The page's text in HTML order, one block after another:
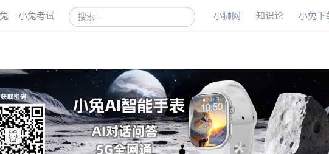
小兔考试 站
搜
索
小狮网 知识论 小兔下